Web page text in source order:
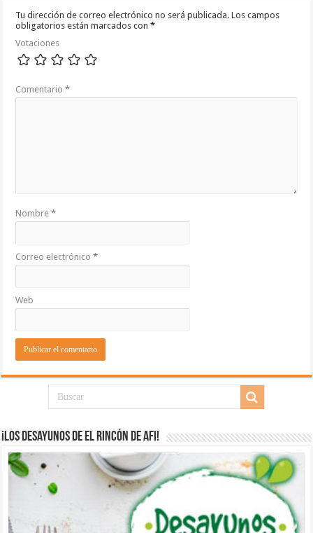
Tu dirección de correo electrónico no será publicada. Los campos
obligatorios están marcados con*
Votaciones
Comentario*
Nombre*
Correo electrónico*
Web
¡Los desayunos de El Rincón de Afi!